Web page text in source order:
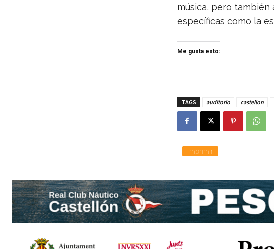
música, pero
específicas como la
Me gusta esto:
TAGS auditorio castellon
Imprimir